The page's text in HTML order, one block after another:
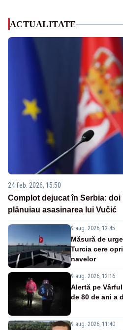
ACTUALITATE
24 feb. 2026, 15:50
Complot dejucat în Serbia:
plănuiau asasinarea lui Vučić
9 aug. 2026, 12:45
Măsură de
Turcia cere
navelor
9 aug. 2026, 12:16
Alertă pe
de 80 de ani a
9 aug. 2026, 11:40